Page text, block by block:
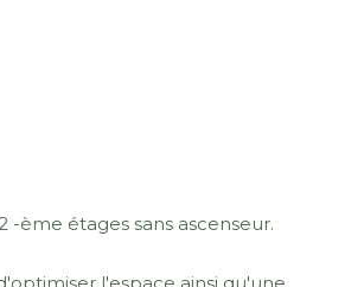
ème étages sans ascenseur.